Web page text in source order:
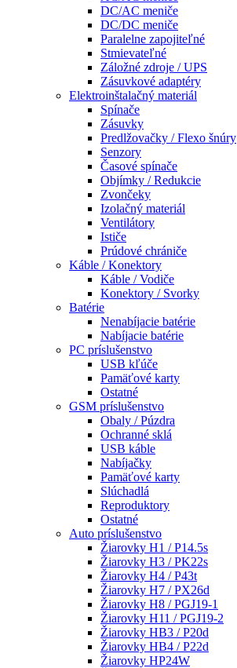
DC/AC meniče
DC/DC meniče
Paralelne zapojiteľné
Stmievateľné
Záložné zdroje / UPS
Zásuvkové adaptéry
Elektroinštalačný materiál
Spínače
Zásuvky
Predlžovačky / Flexo šnúry
Senzory
Časové spínače
Objímky / Redukcie
Zvončeky
Izolačný materiál
Ventilátory
Ističe
Prúdové chrániče
Káble / Konektory
Káble / Vodiče
Konektory / Svorky
Batérie
Nenabíjacie batérie
Nabíjacie batérie
PC príslušenstvo
USB kľúče
Pamäťové karty
Ostatné
GSM príslušenstvo
Obaly / Púzdra
Ochranné sklá
USB káble
Nabíjačky
Pamäťové karty
Slúchadlá
Reproduktory
Ostatné
Auto príslušenstvo
Žiarovky H1 / P14.5s
Žiarovky H3 / PK22s
Žiarovky H4 / P43t
Žiarovky H7 / PX26d
Žiarovky H8 / PGJ19-1
Žiarovky H11 / PGJ19-2
Žiarovky HB3 / P20d
Žiarovky HB4 / P22d
Žiarovky HP24W